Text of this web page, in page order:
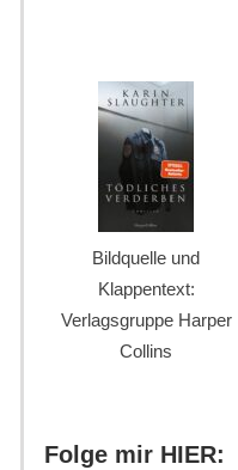
Bildquelle und
Klappentext:
Verlagsgruppe Harper
Collins
Folge mir HIER: